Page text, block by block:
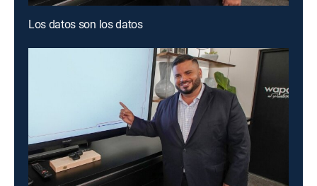
Los datos son los datos